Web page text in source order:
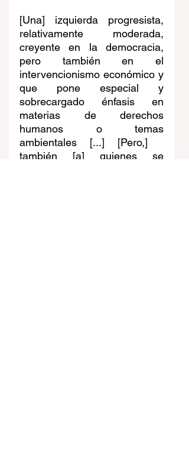
[Una] izquierda progresista,
relativamente moderada,
creyente en la democracia,
pero también en el
intervencionismo económico y
que pone especial y
sobrecargado énfasis en
materias de derechos
humanos o temas
ambientales [...] [Pero,]
también [a] quienes se